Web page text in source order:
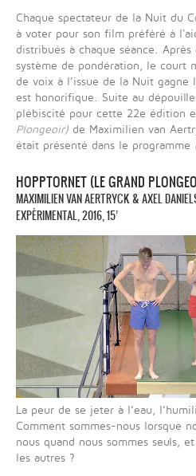
Chaque spectateur de la Nuit du
à voter pour son film préféré à
distribués à chaque séance.
système de pondération, le court
de voix à l’issue de la Nuit gagne
est honorifique. Suite au
plébiscité pour cette 22e édition
Plongeoir) de Maximilien van
était présenté dans le programme
HOPPTORNET (LE GRAND
MAXIMILIEN VAN AERTRYCK & AXEL
EXPÉRIMENTAL, 2016, 15’
La peur de se jeter à l’eau,
Comment sommes-nous lorsque
nous quand nous sommes seuls,
les autres ?